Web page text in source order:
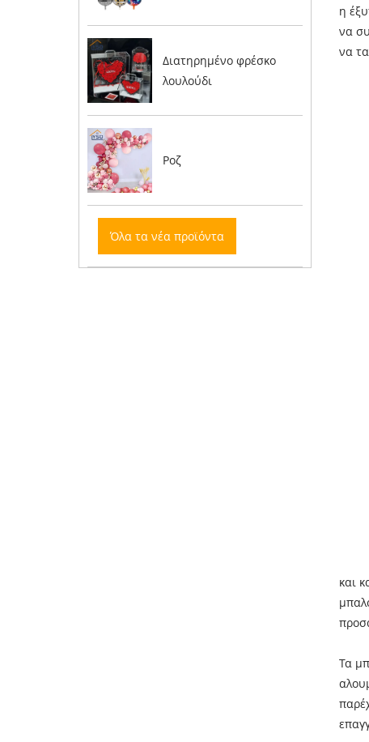
Διατηρημένο φρέσκο ​​
λουλούδι
Ροζ
Όλα τα νέα προϊόντα
η
να
να
και
Τα